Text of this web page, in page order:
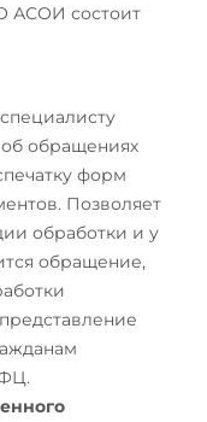
АСОИ состоит
обращениях
форм
Позволяет
обработки и у
обращение,